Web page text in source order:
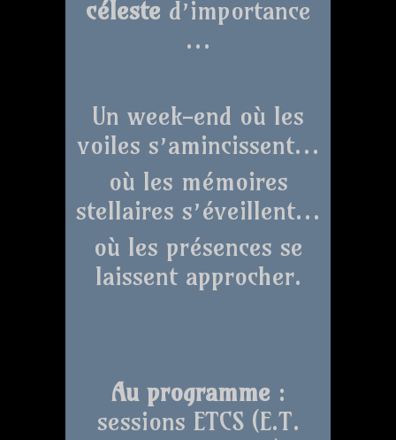
céleste d’importance
…
Un week-end où les
voiles s’amincissent…
où les mémoires
stellaires s’éveillent…
où les présences se
laissent approcher.
Au programme :
sessions ETCS (E.T.